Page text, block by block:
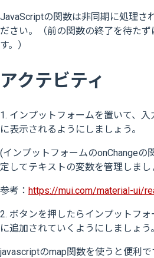
JavaScriptの関数は非同期に処理さ
ださい。（前の関数の終了を待た
す。）
アクテビティ
1. インプットフォームを置いて、
に表示されるようにしましょう。
(インプットフォームのonChangeの
定してテキストの変数を管理しまし
参考： https://mui.com/material-ui/
2. ボタンを押したらインプットフ
に追加されていくようにしましょう。
javascriptのmap関数を使うと便利で